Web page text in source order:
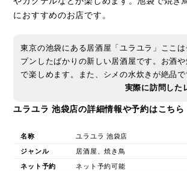
におすすめのお店です。
東京の池袋にある居酒屋「ユラユラ」ここ
プンしたばかりの新しい居酒屋です。お酒
で楽しめます。また、シメの水炊きが絶品で
実際に訪問した
ユラユラ 池袋店の詳細情報や予約はこちら
名称 ユラユラ 池袋店
ジャンル 居酒屋、焼き鳥
ネット予約 ネット予約可能